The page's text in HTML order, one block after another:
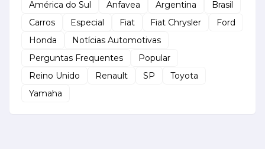
América do Sul Anfavea Argentina
Brasil
Carros
Especial Fiat Fiat Chrysler
Ford
Honda
Notícias Automotivas
Perguntas Frequentes
Popular
Reino Unido
Renault SP
Toyota
Yamaha